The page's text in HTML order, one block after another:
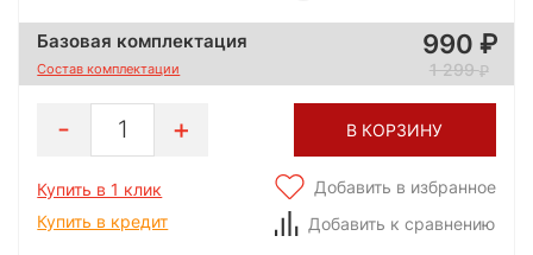
Базовая комплектация
Состав комплектации
990
1 299
1 В КОРЗИНУ
Купить в 1 клик
Купить в кредит
Добавить в избранное
Добавить к сравнению